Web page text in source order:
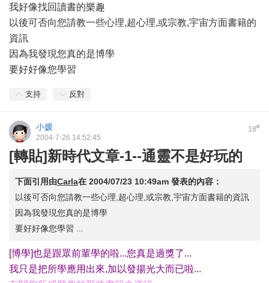
我好像找回讀書的樂趣
以後可否向您請教一些心理,超心理,或宗教,宇宙方面書籍的
資訊
因為我發現您真的是博學
要好好像您學習
支持 反對
18#
小媛
2004-7-26 14:52:45
[轉貼]新時代文章-1--通靈不是好玩的
下面引用由Carla在 2004/07/23 10:49am 發表的內容：
以後可否向您請教一些心理,超心理,或宗教,宇宙方面書籍的資訊
因為我發現您真的是博學
要好好像您學習 ...
[博學]也是跟眾前輩學的啦...您真是過獎了...
我只是把所學應用出來,加以發揚光大而已啦...